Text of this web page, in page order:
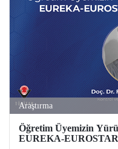
Araştırma
Öğretim Üyemizin
EUREKA-